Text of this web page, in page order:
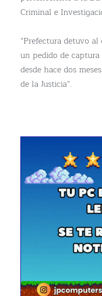
Criminal e
“Prefectura detuvo
un pedido de
desde hace dos
de la Justicia”.